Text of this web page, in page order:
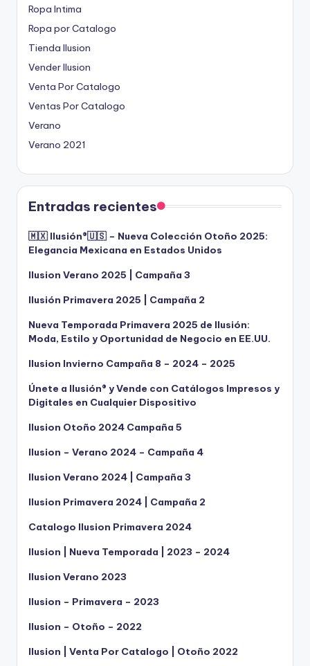
Ropa Intima
Ropa por Catalogo
Tienda Ilusion
Vender Ilusion
Venta Por Catalogo
Ventas Por Catalogo
Verano
Verano 2021
Entradas recientes
🇲🇽 Ilusión®️🇺🇸 – Nueva Colección Otoño 2025:
Elegancia Mexicana en Estados Unidos
Ilusion Verano 2025 | Campaña 3
Ilusión Primavera 2025 | Campaña 2
Nueva Temporada Primavera 2025 de Ilusión:
Moda, Estilo y Oportunidad de Negocio en EE.UU.
Ilusion Invierno Campaña 8 – 2024 – 2025
Únete a Ilusión® y Vende con Catálogos Impresos y
Digitales en Cualquier Dispositivo
Ilusion Otoño 2024 Campaña 5
Ilusion – Verano 2024 – Campaña 4
Ilusion Verano 2024 | Campaña 3
Ilusion Primavera 2024 | Campaña 2
Catalogo Ilusion Primavera 2024
Ilusion | Nueva Temporada | 2023 – 2024
Ilusion Verano 2023
Ilusion – Primavera – 2023
Ilusion – Otoño – 2022
Ilusion | Venta Por Catalogo | Otoño 2022